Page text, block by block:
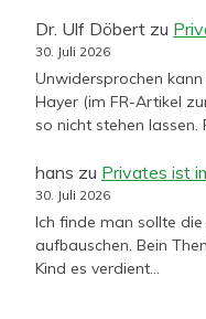
Dr. Ulf Döbert zu
30. Juli 2026
Unwidersprochen
Hayer (im FR-Artikel
so nicht stehen
hans zu Privates ist
30. Juli 2026
Ich finde man sollte
aufbauschen. Bein
Kind es verdient…